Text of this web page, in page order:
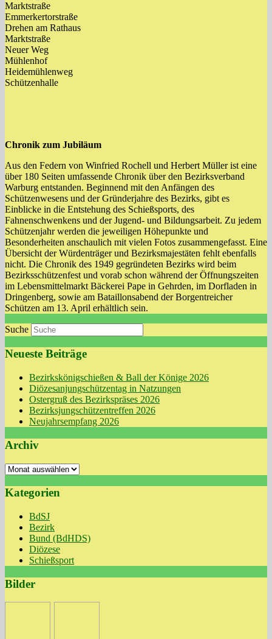
Marktstraße
Emmerkertorstraße
Drehen am Rathaus
Marktstraße
Neuer Weg
Mühlenhof
Heidemühlenweg
Schützenhalle
Chronik zum Jubiläum
Aus den Federn von Winfried Rochell und Herbert Müller ist eine
über 180 Seiten umfassende Chronik über den Bezirksverband
Warburg entstanden. Beginnend mit den Anfängen des
Schützenwesens und der Gründerjahre des Bezirks, gibt es
Einblicke in die Entstehung des Schießsports, des
Fahnenschwenkens und der Jugend- und Bildungsarbeit. Zu jedem
Schützenjahr werden die jeweiligen Höhepunkte und
Besonderheiten anschaulich mit vielen Fotos zusammengefasst. Eine
Übersicht der Würdenträger und Bezirksmajestäten fehlt ebenfalls
nicht. Die Chronik des 1949 gegründeten Bezirks wird beim
Bezirksschützenfest und vorab schon während der Öffnungszeiten
im Lebensmittelmarkt Bäckerei Pape in Gehrden, im Dorfladen in
Dringenberg, sowie am Bataillonsabend der Borgentreicher
Schützen am 13. April erhältlich sein.
Suche
Neueste Beiträge
Bezirkskönigschießen & Ball der Könige 2026
Diözesanjungschützentag in Natzungen
Ostergruß des Bezirkspräses 2026
Bezirksjungschützentreffen 2026
Neujahrsempfang 2026
Archiv
Archiv
Kategorien
BdSJ
Bezirk
Bund (BdHDS)
Diözese
Schießsport
Bilder